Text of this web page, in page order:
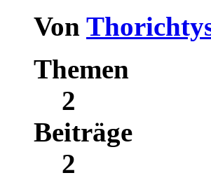
Von
Themen
2
Beiträge
2